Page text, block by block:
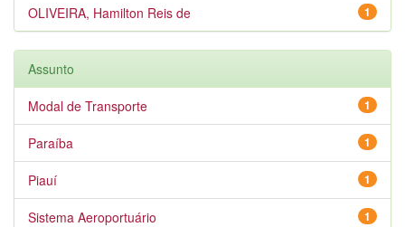
1
OLIVEIRA, Hamilton Reis de
Assunto
1
Modal de Transporte
1
Paraíba
1
Piauí
1
Sistema Aeroportuário